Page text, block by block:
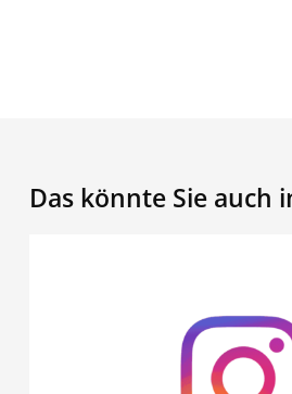
Das könnte Sie auch